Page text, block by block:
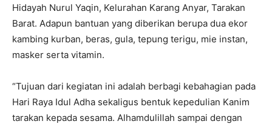
Hidayah Nurul Yaqin, Kelurahan Karang Anyar, Tarakan
Barat. Adapun bantuan yang diberikan berupa dua ekor
kambing kurban, beras, gula, tepung terigu, mie instan,
masker serta vitamin.
“Tujuan dari kegiatan ini adalah berbagi kebahagian pada
Hari Raya Idul Adha sekaligus bentuk kepedulian Kanim
tarakan kepada sesama. Alhamdulillah sampai dengan